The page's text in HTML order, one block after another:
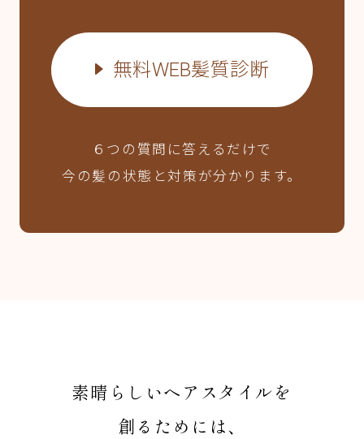
無料WEB髪質診断
６つの質問に答えるだけで
今の髪の状態と対策が分かります。
素晴らしいヘアスタイルを
創るためには、